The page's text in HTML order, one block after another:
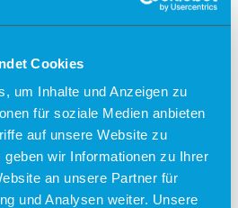
Cookies
um Inhalte und Anzeigen zu
für soziale Medien anbieten
auf unsere Website zu
wir Informationen zu Ihrer
an unsere Partner für
und Analysen weiter. Unsere